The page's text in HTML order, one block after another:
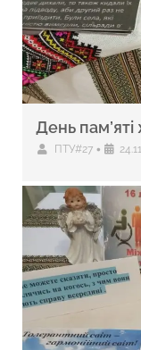
День
ПТУ#27 •